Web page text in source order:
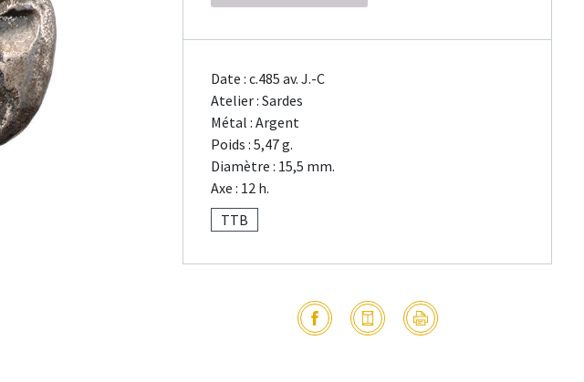
Date : c.485 av. J.-C
Atelier : Sardes
Métal : Argent
Poids : 5,47 g.
Diamètre : 15,5 mm.
Axe : 12 h.
TTB